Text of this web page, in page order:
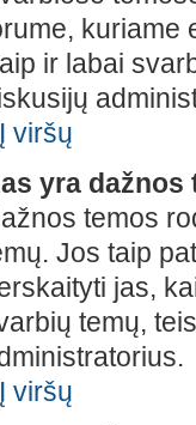
kuriame
ir labai
Į viršų
yra dažnos
temos
Jos taip
jas,
temų,
Į viršų